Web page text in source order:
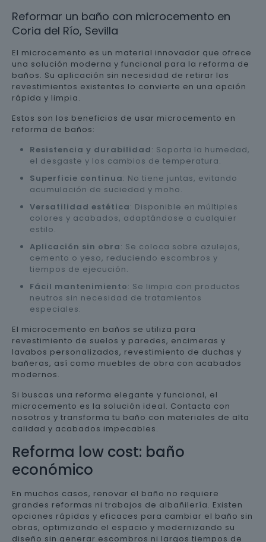
Reformar un baño con microcemento en
Coria del Río, Sevilla
El microcemento es un material innovador que ofrece
una solución moderna y funcional para la reforma de
baños. Su aplicación sin necesidad de retirar los
revestimientos existentes lo convierte en una opción
rápida y limpia.
Estos son los beneficios de usar microcemento en
reforma de baños:
Resistencia y durabilidad: Soporta la humedad,
el desgaste y los cambios de temperatura.
Superficie continua: No tiene juntas, evitando
acumulación de suciedad y moho.
Versatilidad estética: Disponible en múltiples
colores y acabados, adaptándose a cualquier
estilo.
Aplicación sin obra: Se coloca sobre azulejos,
cemento o yeso, reduciendo escombros y
tiempos de ejecución.
Fácil mantenimiento: Se limpia con productos
neutros sin necesidad de tratamientos
especiales.
El microcemento en baños se utiliza para
revestimiento de suelos y paredes, encimeras y
lavabos personalizados, revestimiento de duchas y
bañeras, así como muebles de obra con acabados
modernos.
Si buscas una reforma elegante y funcional, el
microcemento es la solución ideal. Contacta con
nosotros y transforma tu baño con materiales de alta
calidad y acabados impecables.
Reforma low cost: baño
económico
En muchos casos, renovar el baño no requiere
grandes reformas ni trabajos de albañilería. Existen
opciones rápidas y eficaces para cambiar el baño sin
obras, optimizando el espacio y modernizando su
diseño sin generar escombros ni largos tiempos de